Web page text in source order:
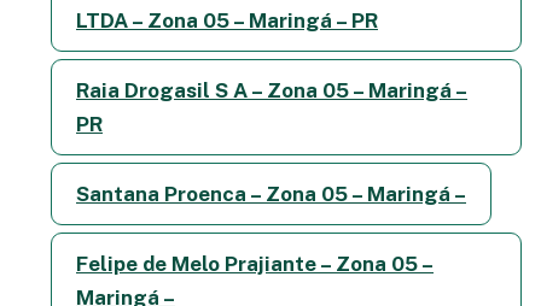
LTDA – Zona 05 – Maringá – PR
Raia Drogasil S A – Zona 05 – Maringá –
PR
Santana Proenca – Zona 05 – Maringá –
Felipe de Melo Prajiante – Zona 05 –
Maringá –